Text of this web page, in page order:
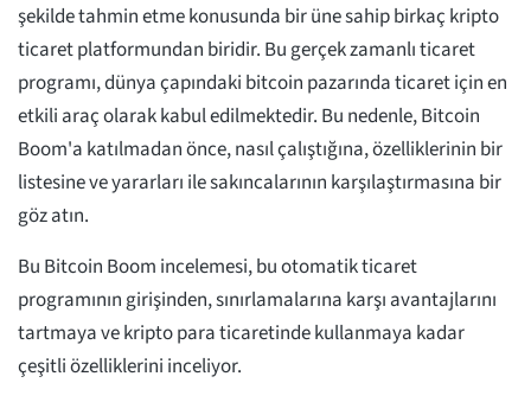
şekilde tahmin etme konusunda bir üne sahip birkaç kripto
ticaret platformundan biridir. Bu gerçek zamanlı ticaret
programı, dünya çapındaki bitcoin pazarında ticaret için en
etkili araç olarak kabul edilmektedir. Bu nedenle, Bitcoin
Boom'a katılmadan önce, nasıl çalıştığına, özelliklerinin bir
listesine ve yararları ile sakıncalarının karşılaştırmasına bir
göz atın.
Bu Bitcoin Boom incelemesi, bu otomatik ticaret
programının girişinden, sınırlamalarına karşı avantajlarını
tartmaya ve kripto para ticaretinde kullanmaya kadar
çeşitli özelliklerini inceliyor.